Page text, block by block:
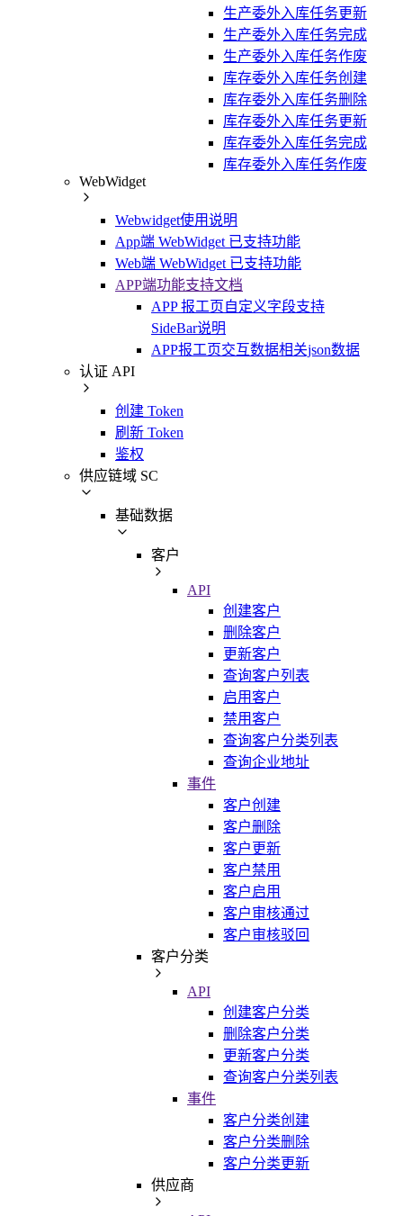
生产委外入库任务更新
生产委外入库任务完成
生产委外入库任务作废
库存委外入库任务创建
库存委外入库任务删除
库存委外入库任务更新
库存委外入库任务完成
库存委外入库任务作废
WebWidget
Webwidget使用说明
App端 WebWidget 已支持功能
Web端 WebWidget 已支持功能
APP端功能支持文档
APP 报工页自定义字段支持
SideBar说明
APP报工页交互数据相关json数据
认证 API
创建 Token
刷新 Token
鉴权
供应链域 SC
基础数据
客户
API
创建客户
删除客户
更新客户
查询客户列表
启用客户
禁用客户
查询客户分类列表
查询企业地址
事件
客户创建
客户删除
客户更新
客户禁用
客户启用
客户审核通过
客户审核驳回
客户分类
API
创建客户分类
删除客户分类
更新客户分类
查询客户分类列表
事件
客户分类创建
客户分类删除
客户分类更新
供应商